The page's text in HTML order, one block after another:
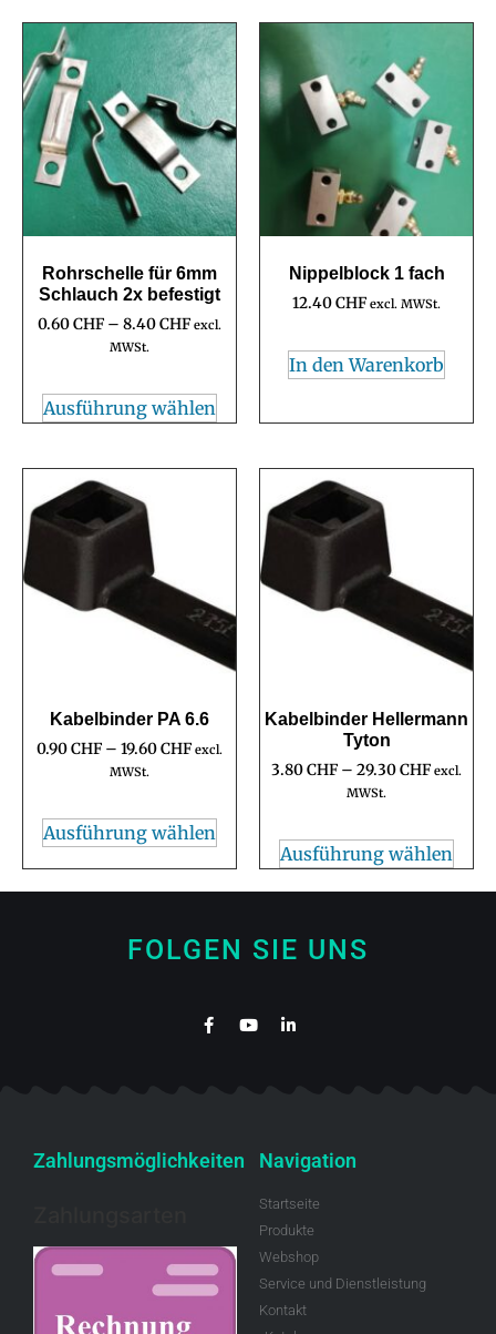
Rohrschelle für 6mm
Schlauch 2x befestigt
0.60CHF – 8.40CHF excl.
MWSt.
Ausführung wählen
Nippelblock 1 fach
12.40CHF excl. MWSt.
In den Warenkorb
Kabelbinder PA 6.6
0.90CHF – 19.60CHF excl.
MWSt.
Ausführung wählen
Kabelbinder Hellermann
Tyton
3.80CHF – 29.30CHF excl.
MWSt.
Ausführung wählen
FOLGEN SIE UNS
Zahlungsmöglichkeiten Navigation
Startseite
Produkte
Webshop
Service und Dienstleistung
Kontakt